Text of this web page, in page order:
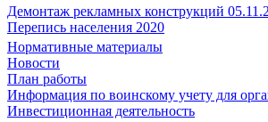
Демонтаж рекламных конструкций
Перепись населения 2020
Нормативные материалы
Новости
План работы
Информация по воинскому учету для
Инвестиционная деятельность